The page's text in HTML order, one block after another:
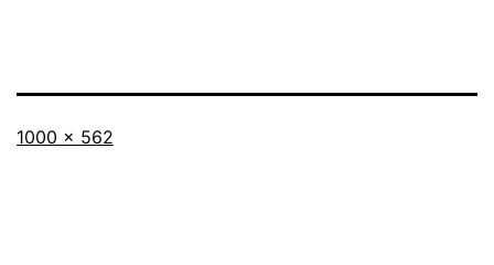
Originalgröße
1000 × 562